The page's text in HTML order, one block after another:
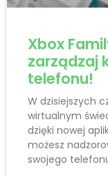
Xbox
zarządzaj
telefonu!
W dzisiejszych
wirtualnym
dzięki nowej
możesz
swojego